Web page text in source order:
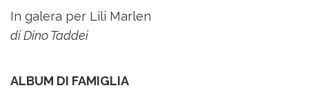
In galera per Lili Marlen
di Dino Taddei
ALBUM DI FAMIGLIA